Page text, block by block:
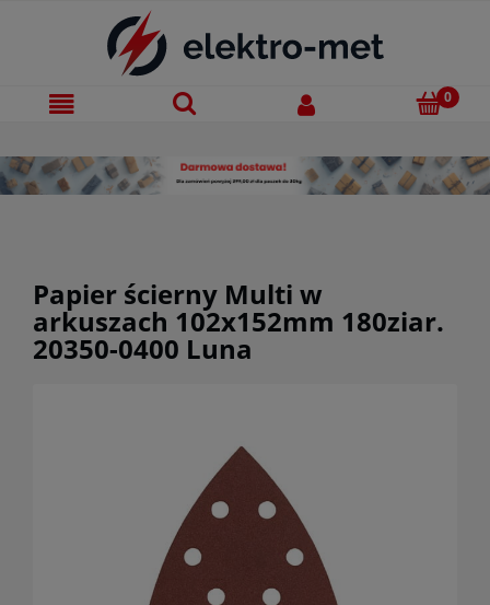
Papier ścierny Multi w
arkuszach 102x152mm 180ziar.
20350-0400 Luna